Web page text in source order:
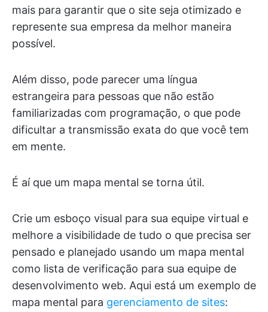
mais para garantir que o site seja otimizado e
represente sua empresa da melhor maneira
possível.
Além disso, pode parecer uma língua
estrangeira para pessoas que não estão
familiarizadas com programação, o que pode
dificultar a transmissão exata do que você tem
em mente.
É aí que um mapa mental se torna útil.
Crie um esboço visual para sua equipe virtual e
melhore a visibilidade de tudo o que precisa ser
pensado e planejado usando um mapa mental
como lista de verificação para sua equipe de
desenvolvimento web. Aqui está um exemplo de
mapa mental para gerenciamento de sites: